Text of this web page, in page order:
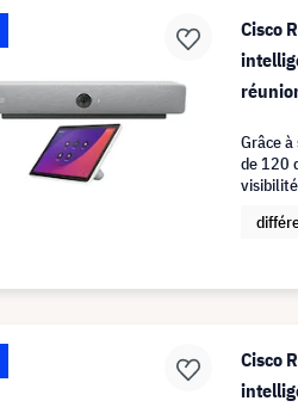
Cisco
Grâce
de 120
Cisco